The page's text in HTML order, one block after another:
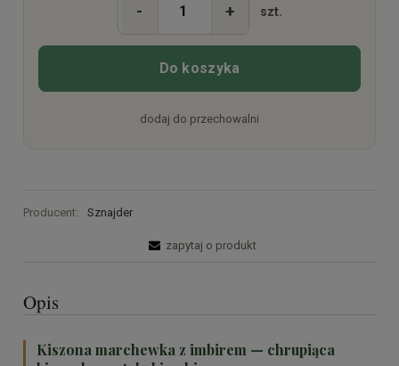
- + szt.
Do koszyka
dodaj do przechowalni
Producent: Sznajder
zapytaj o produkt
Opis
Kiszona marchewka z imbirem — chrupiąca